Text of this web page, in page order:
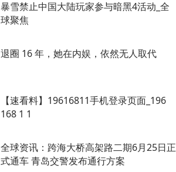
暴雪禁止中国大陆玩家参与暗黑4活动_全
球聚焦
退圈 16 年，她在内娱，依然无人取代
【速看料】19616811手机登录页面_196
168 1 1
全球资讯：跨海大桥高架路二期6月25日正
式通车 青岛交警发布通行方案